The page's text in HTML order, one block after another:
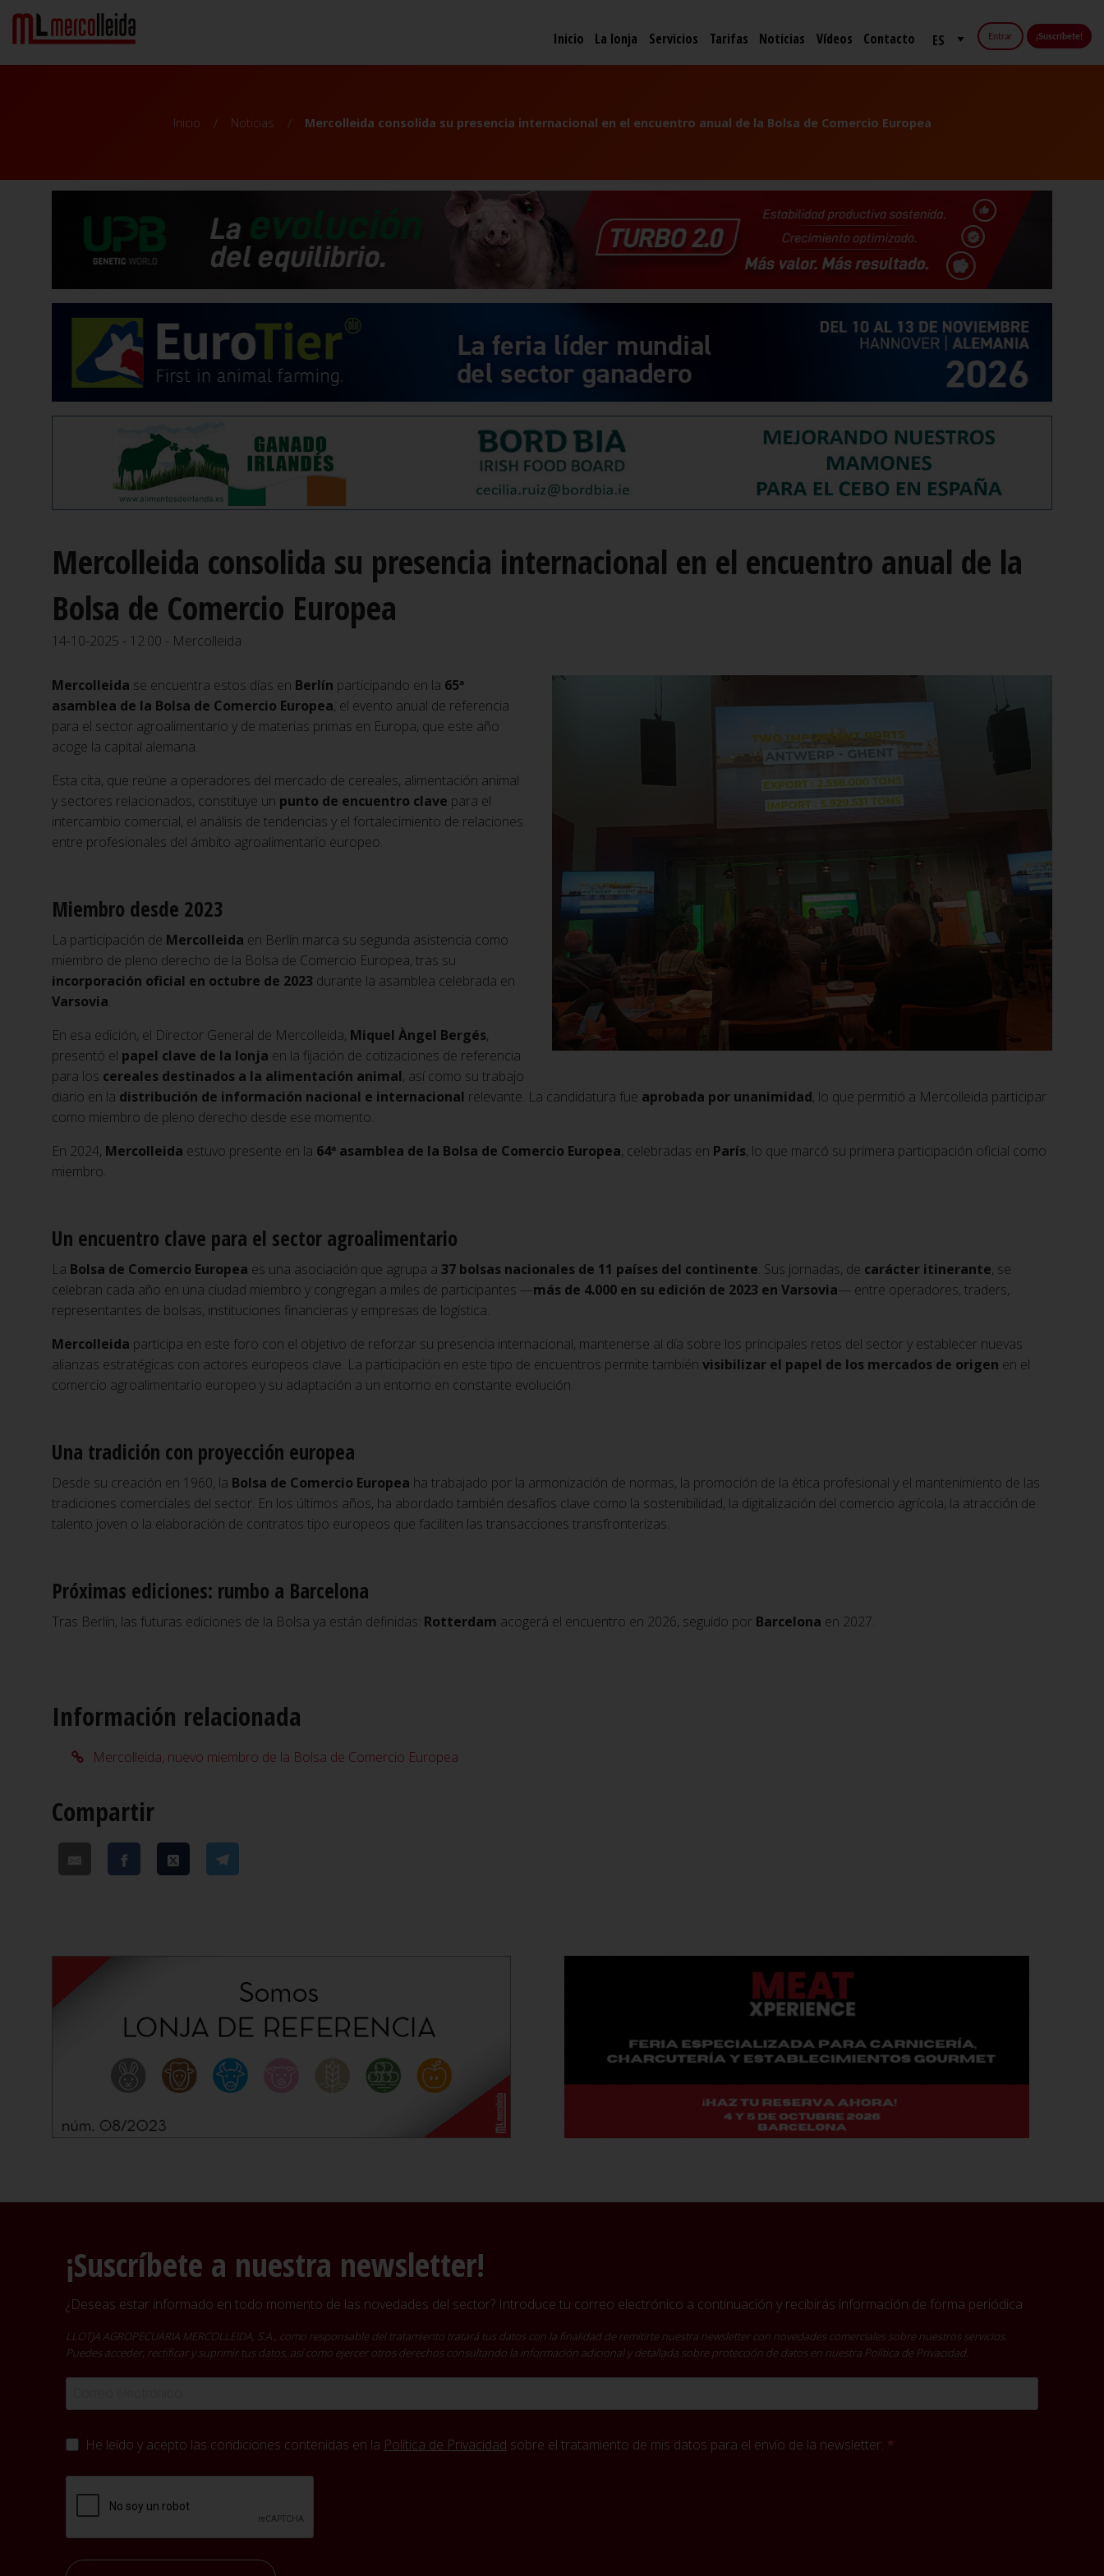
Entrar ¡Suscríbete!
Inicio La lonja Servicios Tarifas Noticias Vídeos Contacto
Inicio Noticias Mercolleida consolida su presencia internacional en el encuentro anual de la Bolsa de Comercio Europea
Mercolleida consolida su presencia internacional en el encuentro anual de la
Bolsa de Comercio Europea
14-10-2025 - 12:00 - Mercolleida
Mercolleida se encuentra estos días en Berlín participando en la 65ª
asamblea de la Bolsa de Comercio Europea, el evento anual de referencia
para el sector agroalimentario y de materias primas en Europa, que este año
acoge la capital alemana.
Esta cita, que reúne a operadores del mercado de cereales, alimentación animal
y sectores relacionados, constituye un punto de encuentro clave para el
intercambio comercial, el análisis de tendencias y el fortalecimiento de relaciones
entre profesionales del ámbito agroalimentario europeo.
Miembro desde 2023
La participación de Mercolleida en Berlín marca su segunda asistencia como
miembro de pleno derecho de la Bolsa de Comercio Europea, tras su
incorporación oficial en octubre de 2023 durante la asamblea celebrada en
Varsovia.
En esa edición, el Director General de Mercolleida, Miquel Àngel Bergés,
presentó el papel clave de la lonja en la fijación de cotizaciones de referencia
para los cereales destinados a la alimentación animal, así como su trabajo
diario en la distribución de información nacional e internacional relevante. La candidatura fue aprobada por unanimidad, lo que permitió a Mercolleida participar
como miembro de pleno derecho desde ese momento.
En 2024, Mercolleida estuvo presente en la 64ª asamblea de la Bolsa de Comercio Europea, celebradas en París, lo que marcó su primera participación oficial como
miembro.
Un encuentro clave para el sector agroalimentario
La Bolsa de Comercio Europea es una asociación que agrupa a 37 bolsas nacionales de 11 países del continente. Sus jornadas, de carácter itinerante, se
celebran cada año en una ciudad miembro y congregan a miles de participantes —más de 4.000 en su edición de 2023 en Varsovia— entre operadores, traders,
representantes de bolsas, instituciones financieras y empresas de logística.
Mercolleida participa en este foro con el objetivo de reforzar su presencia internacional, mantenerse al día sobre los principales retos del sector y establecer nuevas
alianzas estratégicas con actores europeos clave. La participación en este tipo de encuentros permite también visibilizar el papel de los mercados de origen en el
comercio agroalimentario europeo y su adaptación a un entorno en constante evolución.
Una tradición con proyección europea
Desde su creación en 1960, la Bolsa de Comercio Europea ha trabajado por la armonización de normas, la promoción de la ética profesional y el mantenimiento de las
tradiciones comerciales del sector. En los últimos años, ha abordado también desafíos clave como la sostenibilidad, la digitalización del comercio agrícola, la atracción de
talento joven o la elaboración de contratos tipo europeos que faciliten las transacciones transfronterizas.
Próximas ediciones: rumbo a Barcelona
Tras Berlín, las futuras ediciones de la Bolsa ya están definidas: Rotterdam acogerá el encuentro en 2026, seguido por Barcelona en 2027.
Información relacionada
Mercolleida, nuevo miembro de la Bolsa de Comercio Europea
Compartir
¡Suscríbete a nuestra newsletter!
¿Deseas estar informado en todo momento de las novedades del sector? Introduce tu correo electrónico a continuación y recibirás información de forma periódica
LLOTJA AGROPECUÀRIA MERCOLLEIDA, S.A., como responsable del tratamiento tratará tus datos con la finalidad de remitirte nuestra newsletter con novedades comerciales sobre nuestros servicios.
Puedes acceder, rectificar y suprimir tus datos, así como ejercer otros derechos consultando la información adicional y detallada sobre protección de datos en nuestra Política de Privacidad.
He leído y acepto las condiciones contenidas en la Política de Privacidad sobre el tratamiento de mis datos para el envío de la newsletter.